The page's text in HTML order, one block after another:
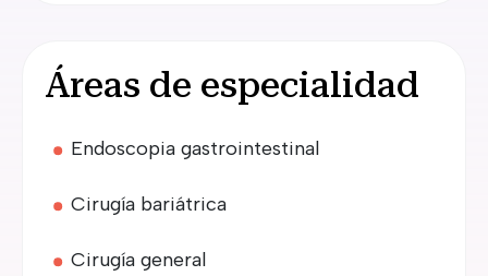
Áreas de especialidad
Endoscopia gastrointestinal
Cirugía bariátrica
Cirugía general